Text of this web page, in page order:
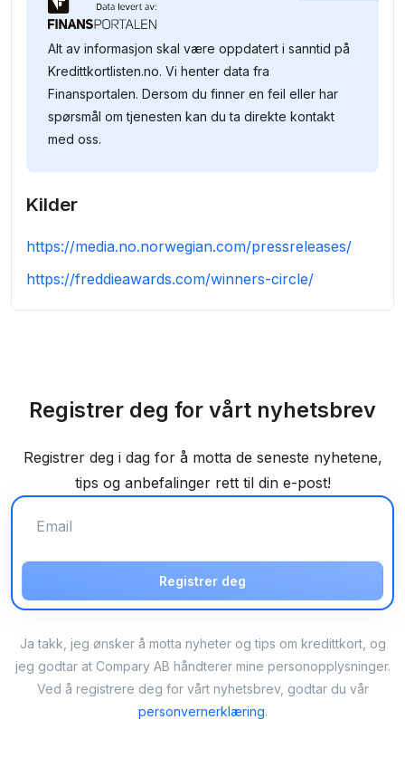
Alt av informasjon skal være oppdatert i sanntid på
Kredittkortlisten.no. Vi henter data fra
Finansportalen. Dersom du finner en feil eller har
spørsmål om tjenesten kan du ta direkte kontakt
med oss.
Kilder
https://media.no.norwegian.com/pressreleases/
https://freddieawards.com/winners-circle/
Registrer deg for vårt nyhetsbrev
Registrer deg i dag for å motta de seneste nyhetene,
tips og anbefalinger rett til din e-post!
Registrer deg
Ja takk, jeg ønsker å motta nyheter og tips om kredittkort, og
jeg godtar at Compary AB håndterer mine personopplysninger.
Ved å registrere deg for vårt nyhetsbrev, godtar du vår
personvernerklæring.